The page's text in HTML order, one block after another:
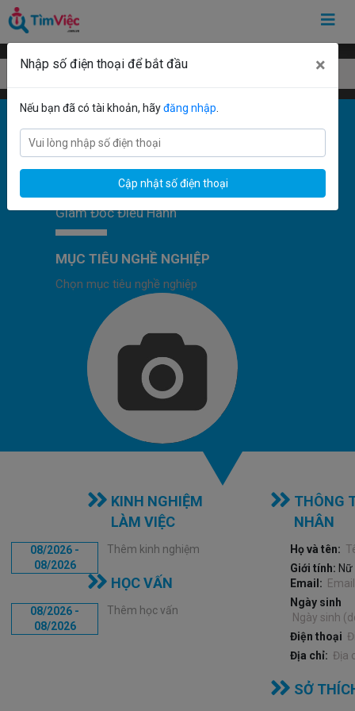
Mẫu Giám Đốc Điều Hành
Giám Đốc Điều Hành
MỤC TIÊU NGHỀ NGHIỆP
KINH NGHIỆM
LÀM VIỆC
08/2026 -
08/2026
Thêm kinh nghiệm
HỌC VẤN
08/2026 -
08/2026
Thêm học vấn
THÔNG
NHÂN
Họ và tên:
Giới tính: Nữ
Email:
Ngày sinh
Điện thoại
Địa chỉ:
SỞ
Nhập số điện thoại để bắt đầu ×
Nếu bạn đã có tài khoản, hãyđăng nhập
Cập nhật số điện thoại